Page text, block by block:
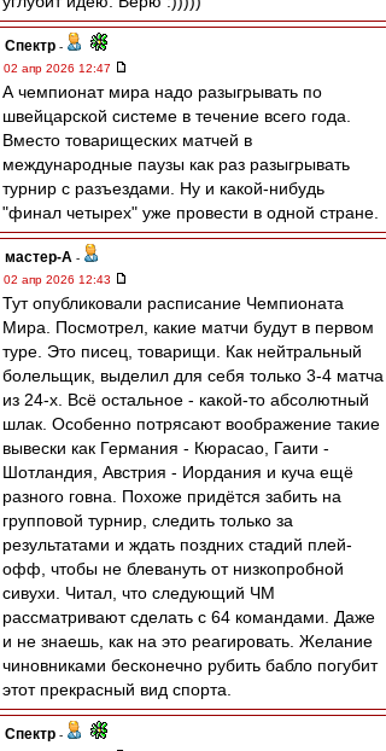
Спектр -
02 апр 2026 12:47
А чемпионат мира надо разыгрывать по
швейцарской системе в течение всего года.
Вместо товарищеских матчей в
международные паузы как раз разыгрывать
турнир с разъездами. Ну и какой-нибудь
"финал четырех" уже провести в одной стране.
мастер-А -
02 апр 2026 12:43
Тут опубликовали расписание Чемпионата
Мира. Посмотрел, какие матчи будут в первом
туре. Это писец, товарищи. Как нейтральный
болельщик, выделил для себя только 3-4 матча
из 24-х. Всё остальное - какой-то абсолютный
шлак. Особенно потрясают воображение такие
вывески как Германия - Кюрасао, Гаити -
Шотландия, Австрия - Иордания и куча ещё
разного говна. Похоже придётся забить на
групповой турнир, следить только за
результатами и ждать поздних стадий плей-
офф, чтобы не блевануть от низкопробной
сивухи. Читал, что следующий ЧМ
рассматривают сделать с 64 командами. Даже
и не знаешь, как на это реагировать. Желание
чиновниками бесконечно рубить бабло погубит
этот прекрасный вид спорта.
Спектр -